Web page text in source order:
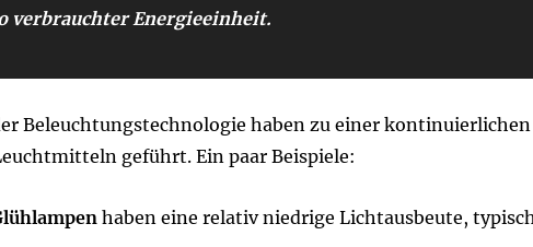
verbrauchter Energieeinheit.
Beleuchtungstechnologie haben zu einer kontinuierlichen
geführt. Ein paar Beispiele:
haben eine relativ niedrige Lichtausbeute,